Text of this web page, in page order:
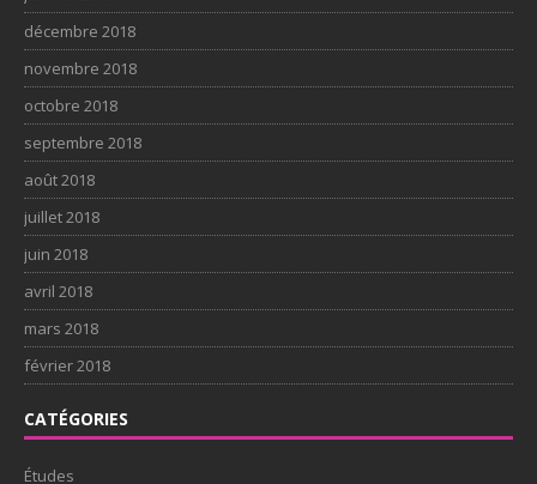
décembre 2018
novembre 2018
octobre 2018
septembre 2018
août 2018
juillet 2018
juin 2018
avril 2018
mars 2018
février 2018
CATÉGORIES
Études